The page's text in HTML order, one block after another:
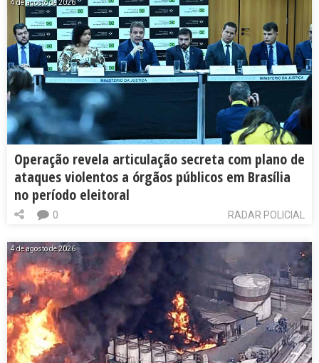
4 de agosto de 2026
Operação revela articulação secreta com plano de
ataques violentos a órgãos públicos em Brasília
no período eleitoral
RADAR POLICIAL
0
4 de agosto de 2026